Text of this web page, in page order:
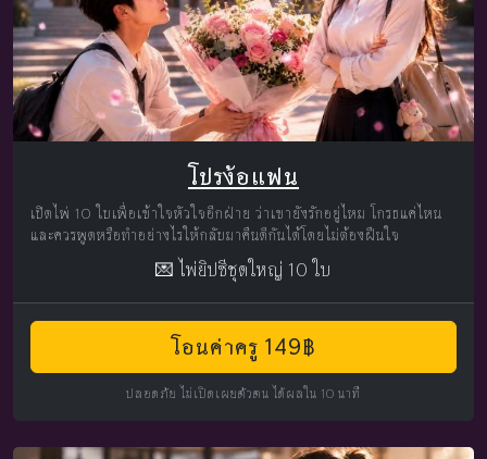
โปรง้อแฟน
เปิดไพ่ 10 ใบเพื่อเข้าใจหัวใจอีกฝ่าย ว่าเขายังรักอยู่ไหม โกรธแค่ไหน
และควรพูดหรือทำอย่างไรให้กลับมาคืนดีกันได้โดยไม่ต้องฝืนใจ
💌 ไพ่ยิปซีชุดใหญ่ 10 ใบ
โอนค่าครู 149฿
ปลอดภัย ไม่เปิดเผยตัวตน ได้ผลใน 10 นาที